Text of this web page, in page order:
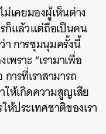
เคยมองผู้เห็นต่าง
รก็แล้วแต่ถือเป็นคน
า การชุมนุมครั้งนี้
พราะ “เรามาเพื่อ
ารที่เราสามารถ
ให้เกิดความสูญเสีย
ประเทศชาติของเรา